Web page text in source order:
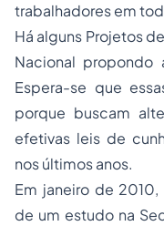
trabalhadores em
Há alguns Projetos
Nacional propondo
Espera-se que
porque buscam
efetivas leis de
nos últimos anos.
Em janeiro de
de um estudo na